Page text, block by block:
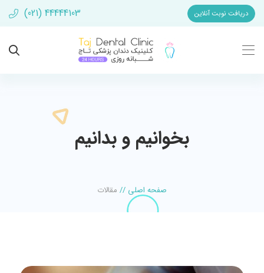
دریافت نوبت آنلاین (021) 44444103
بخوانیم و بدانیم
صفحه اصلی // مقالات